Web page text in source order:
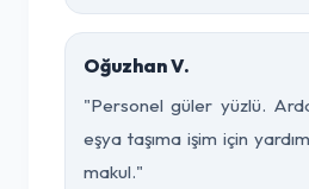
Oğuzhan V.
"Personel güler yüzlü.
eşya taşıma işim için
makul."